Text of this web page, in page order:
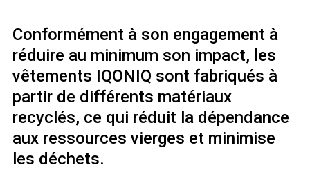
Conformément à son engagement à
réduire au minimum son impact, les
vêtements IQONIQ sont fabriqués à
partir de différents matériaux
recyclés, ce qui réduit la dépendance
aux ressources vierges et minimise
les déchets.